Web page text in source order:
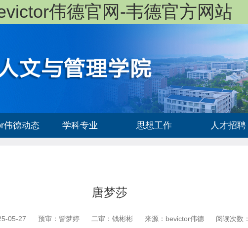
伟德官网-韦德官方网站
伟德动态 学科专业 思想工作 人才招聘
唐梦莎
05-27 预审：訾梦婷 二审：钱彬彬 来源：bevictor伟德 阅读次数：